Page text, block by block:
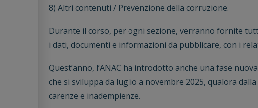
8) Altri contenuti / Prevenzione della corruzione.
Durante il corso, per ogni sezione, verranno fornite
i dati, documenti e informazioni da pubblicare, con i
Quest’anno, l’ANAC ha introdotto anche una fase
che si sviluppa da luglio a novembre 2025, qualora
carenze e inadempienze.